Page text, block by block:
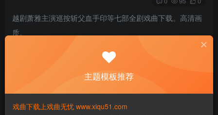
越剧萧雅主演巡按斩父血手印等七部全剧戏曲下载。高清画
质。
越剧《一缕麻》徐铭 谢群英.mp4
越剧《新巡按斩父》萧雅 刘南燕.mp4
主题模板推荐
戏曲下载上戏曲无忧 www.xiqu51.com